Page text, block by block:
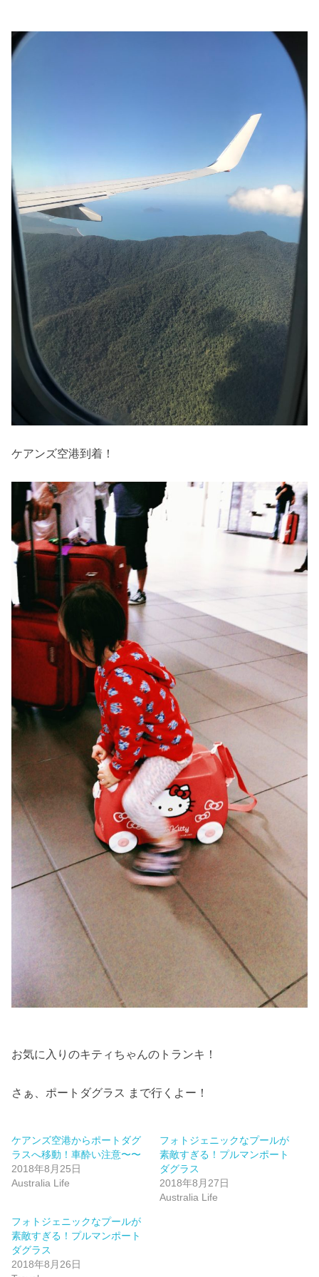
ケアンズ空港到着！
お気に入りのキティちゃんのトランキ！
さぁ、ポートダグラス まで行くよー！
ケアンズ空港からポートダグ
ラスへ移動！車酔い注意〜〜
2018年8月25日
Australia Life
フォトジェニックなプールが
素敵すぎる！プルマンポート
ダグラス
2018年8月27日
Australia Life
フォトジェニックなプールが
素敵すぎる！プルマンポート
ダグラス
2018年8月26日